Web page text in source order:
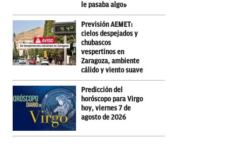
le pasaba algo»
Previsión AEMET:
cielos despejados y
chubascos
vespertinos en
Zaragoza, ambiente
cálido y viento suave
Predicción del
horóscopo para Virgo
hoy, viernes 7 de
agosto de 2026